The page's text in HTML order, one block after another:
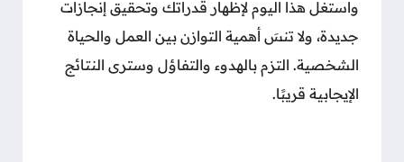
واستغل هذا اليوم لإظهار قدراتك وتحقيق إنجازات
جديدة، ولا تنسَ أهمية التوازن بين العمل والحياة
الشخصية. التزم بالهدوء والتفاؤل وسترى النتائج
الإيجابية قريبًا.